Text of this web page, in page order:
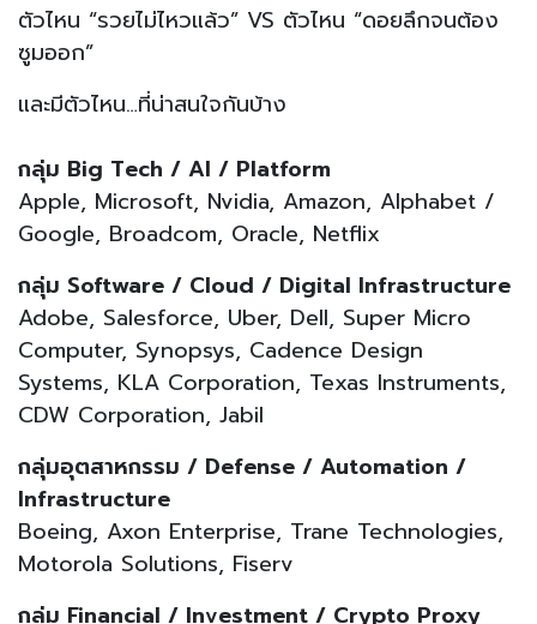
ตัวไหน “รวยไม่ไหวแล้ว” VS ตัวไหน “ดอยลึกจนต้อง
ซูมออก”
และมีตัวไหน…ที่น่าสนใจกันบ้าง
กลุ่ม Big Tech / AI / Platform
Apple, Microsoft, Nvidia, Amazon, Alphabet /
Google, Broadcom, Oracle, Netflix
กลุ่ม Software / Cloud / Digital Infrastructure
Adobe, Salesforce, Uber, Dell, Super Micro
Computer, Synopsys, Cadence Design
Systems, KLA Corporation, Texas Instruments,
CDW Corporation, Jabil
กลุ่มอุตสาหกรรม / Defense / Automation /
Infrastructure
Boeing, Axon Enterprise, Trane Technologies,
Motorola Solutions, Fiserv
กลุ่ม Financial / Investment / Crypto Proxy